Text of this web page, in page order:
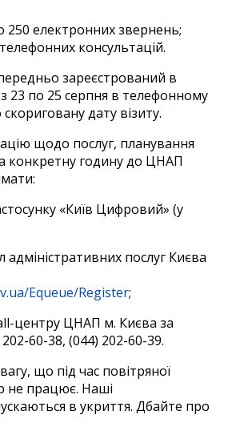
електронних звернень;
консультацій.
зареєстрований в
23 по 25 серпня в телефонному
дату візиту.
щодо послуг, планування
конкретну годину до ЦНАП
«Київ Цифровий» (у
послуг Києва
Equeue/Register;
центру ЦНАП м. Києва за
60-38, (044) 202-60-39.
що під час повітряної
не працює. Наші
в укриття. Дбайте про